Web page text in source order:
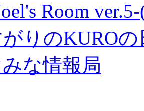
Room
りのKURO
な情報局